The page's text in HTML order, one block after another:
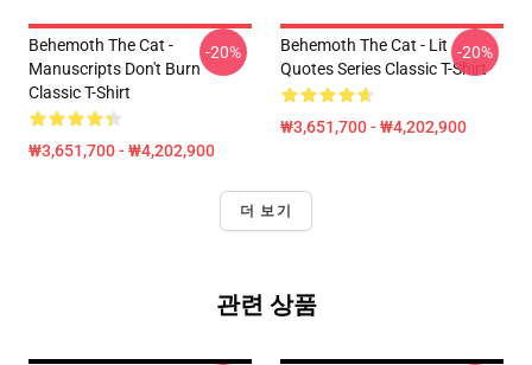
Behemoth The Cat -
Manuscripts Don't Burn
Classic T-Shirt
₩3,651,700 - ₩4,202,900
-20%
Behemoth The Cat - Lit
Quotes Series Classic T-Shirt
₩3,651,700 - ₩4,202,900
-20%
더 보기
관련 상품